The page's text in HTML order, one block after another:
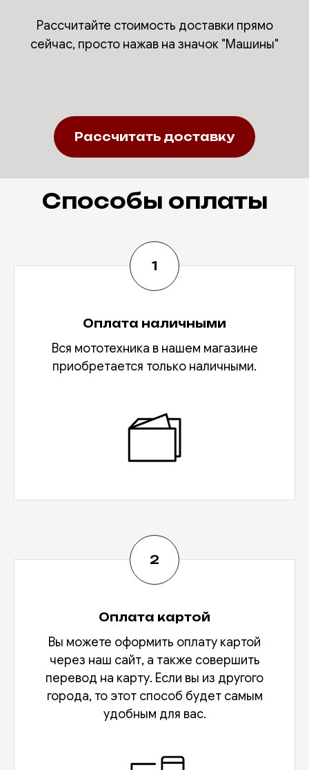
Рассчитайте стоимость доставки прямо
сейчас, просто нажав на значок "Машины"
Рассчитать доставку
Способы оплаты
Оплата наличными
Вся мототехника в нашем магазине
приобретается только наличными.
Оплата картой
Вы можете оформить оплату картой
через наш сайт, а также совершить
перевод на карту. Если вы из другого
города, то этот способ будет самым
удобным для вас.